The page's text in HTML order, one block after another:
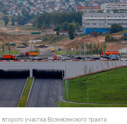
участка Вознесенского тракта